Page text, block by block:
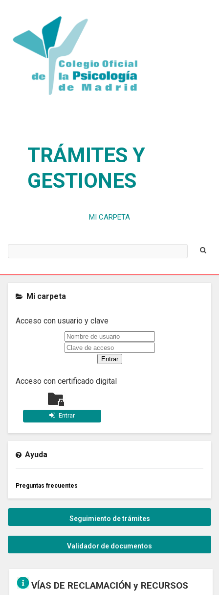
TRÁMITES Y
GESTIONES
MI CARPETA
Mi carpeta
Acceso con usuario y clave
Acceso con certificado digital
Entrar
Ayuda
Preguntas frecuentes
Seguimiento de trámites
Validador de documentos
VÍAS DE RECLAMACIÓN y RECURSOS